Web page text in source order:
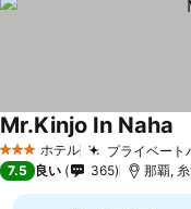
3 ホテルのランク
ホテル プライベート
Mr.Kinjo In Naha
7.5 良い 365 那覇,